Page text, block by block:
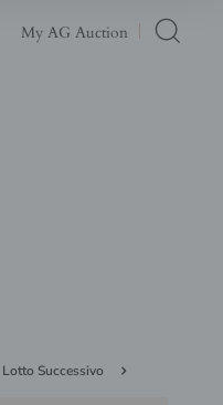
My AG Auction
Lotto Successivo